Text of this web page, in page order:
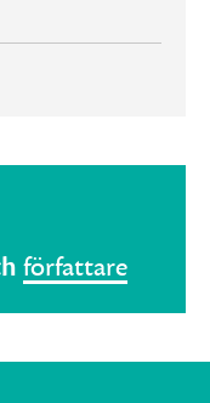
författare